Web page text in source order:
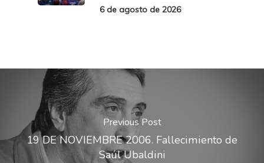
6 de agosto de 2026
Previous Post
19 DE NOVIEMBRE 2006. Fallecimiento de
Saúl Ubaldini